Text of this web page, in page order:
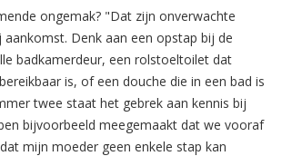
ongemak? "Dat zijn onverwachte
aankomst. Denk aan een opstap bij de
badkamerdeur, een rolstoeltoilet dat
is, of een douche die in een bad is
twee staat het gebrek aan kennis bij
bijvoorbeeld meegemaakt dat we vooraf
mijn moeder geen enkele stap kan